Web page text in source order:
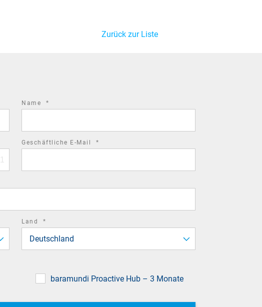
Zurück zur Liste
Name *
Geschäftliche E-Mail *
Land *
Deutschland
baramundi Proactive Hub – 3 Monate